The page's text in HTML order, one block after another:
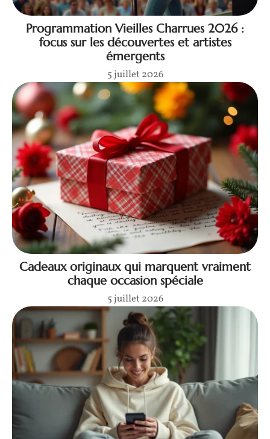
Programmation Vieilles Charrues 2026 :
focus sur les découvertes et artistes
émergents
5 juillet 2026
Cadeaux originaux qui marquent vraiment
chaque occasion spéciale
5 juillet 2026